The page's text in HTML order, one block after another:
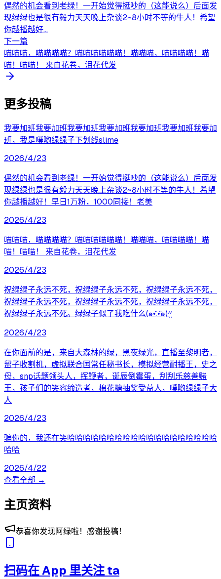
偶然的机会看到老绿！一开始觉得挺吵的（这能说么）后面发
现绿绿也是很有毅力天天晚上杂谈2~8小时不等的牛人！希望
你越播越好...
下一篇
喵喵喵，喵喵喵喵？喵喵喵喵喵喵！喵喵喵，喵喵喵喵！喵
喵！喵喵！ 来自花卷，泪花代发
更多投稿
我要加班我要加班我要加班我要加班我要加班我要加班我要加
班，我是噗哟绿绿子下划线slime
2026/4/23
偶然的机会看到老绿！一开始觉得挺吵的（这能说么）后面发
现绿绿也是很有毅力天天晚上杂谈2~8小时不等的牛人！希望
你越播越好！早日1万粉，1000同接！老美
2026/4/23
喵喵喵，喵喵喵喵？喵喵喵喵喵喵！喵喵喵，喵喵喵喵！喵
喵！喵喵！ 来自花卷，泪花代发
2026/4/23
祝绿绿子永远不死，祝绿绿子永远不死，祝绿绿子永远不死，
祝绿绿子永远不死，祝绿绿子永远不死，祝绿绿子永远不死，
祝绿绿子永远不死。绿绿子似了我吃什么(๑•̌.•̑๑)ˀ̣ˀ̣
2026/4/23
在你面前的是，来自大森林的绿，黑夜绿光，直播至黎明者，
留子收割机，虚拟联合国常任秘书长，模拟经营耐播王，史之
母，snp话题领头人，挥鞭者，诞辰倒霉蛋，刮刮乐慈善赌
王，孩子们的笑容缔造者，棉花糖抽奖受益人，噗哟绿绿子大
人
2026/4/23
骗你的，我还在笑哈哈哈哈哈哈哈哈哈哈哈哈哈哈哈哈哈哈哈
哈哈
2026/4/22
查看全部 →
主页资料
恭喜你发现阿绿啦！感谢投稿！
扫码在 App 里关注 ta